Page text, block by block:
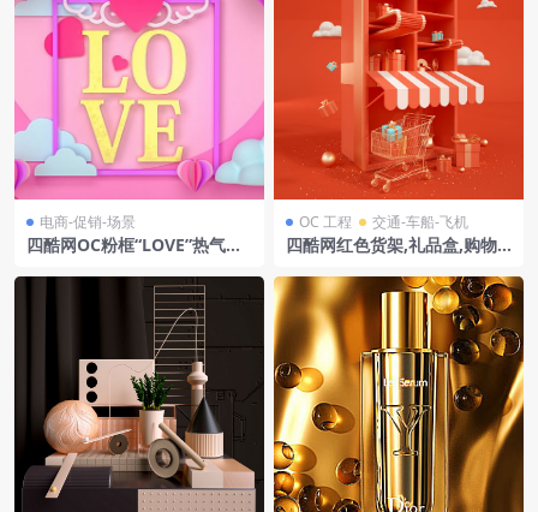
电商-促销-场景
四酷网OC粉框“LOVE”热气球
OC 工程 交通-车船-飞机
四酷网红色货架,礼品盒,购物